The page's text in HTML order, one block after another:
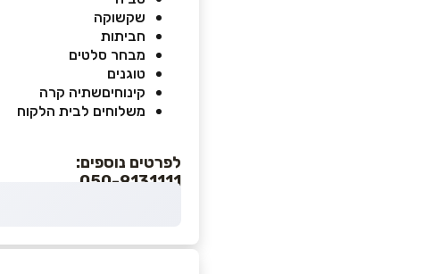
שקשוקה
חביתות
מבחר סלטים
טוגנים
קינוחיםשתיה קרה
משלוחים לבית הלקוח
לפרטים נוספים:
050-9131111